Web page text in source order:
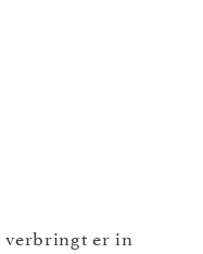
verbringt er in